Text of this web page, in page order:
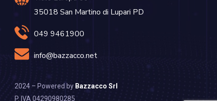
35018 San Martino di Lupari PD
049 9461900
info@bazzacco.net
2024 – Powered by Bazzacco Srl
P. IVA 04290980285